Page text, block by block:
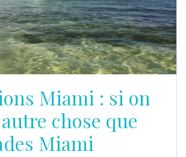
Miami : si on
chose que
Miami